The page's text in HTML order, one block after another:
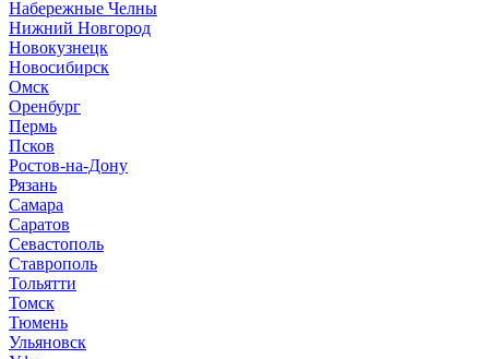
Набережные Челны
Нижний Новгород
Новокузнецк
Новосибирск
Омск
Оренбург
Пермь
Псков
Ростов-на-Дону
Рязань
Самара
Саратов
Севастополь
Ставрополь
Тольятти
Томск
Тюмень
Ульяновск